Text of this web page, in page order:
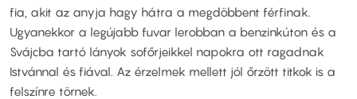
fia, akit az anyja hagy hátra a megdöbbent férfinak.
Ugyanekkor a legújabb fuvar lerobban a benzinkúton és a
Svájcba tartó lányok sofőrjeikkel napokra ott ragadnak
Istvánnal és fiával. Az érzelmek mellett jól őrzött titkok is a
felszínre törnek.